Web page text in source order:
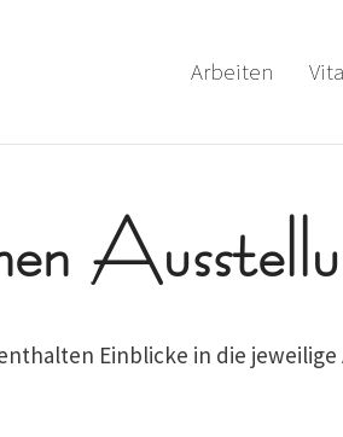
Arbeiten Vita
Einblicke in die jeweilige